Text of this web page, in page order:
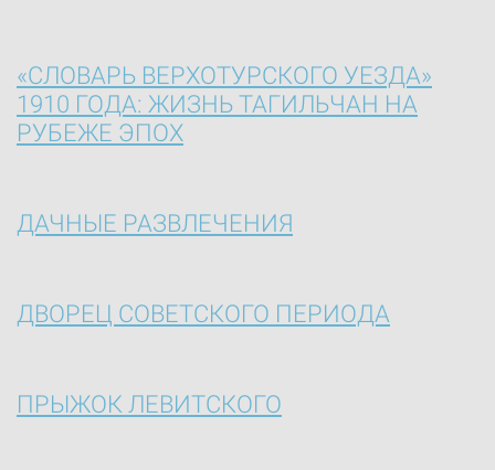
«СЛОВАРЬ ВЕРХОТУРСКОГО УЕЗДА»
1910 ГОДА: ЖИЗНЬ ТАГИЛЬЧАН НА
РУБЕЖЕ ЭПОХ
ДАЧНЫЕ РАЗВЛЕЧЕНИЯ
ДВОРЕЦ СОВЕТСКОГО ПЕРИОДА
ПРЫЖОК ЛЕВИТСКОГО